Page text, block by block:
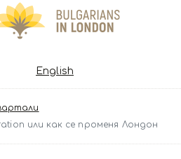
English
или как се променя Лондон